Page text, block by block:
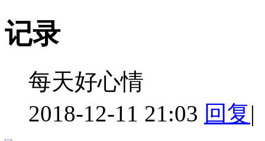
记录
每天好心情
2018-12-11 21:03 回复|